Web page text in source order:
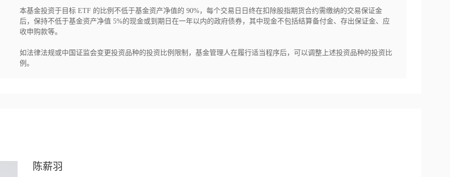
本基金投资于目标 ETF 的比例不低于基金资产净值的 90%，每个交易日日终在扣除股指期货合约需缴纳的交易保证金
后，保持不低于基金资产净值 5%的现金或到期日在一年以内的政府债券，其中现金不包括结算备付金、存出保证金、应
收申购款等。
如法律法规或中国证监会变更投资品种的投资比例限制，基金管理人在履行适当程序后，可以调整上述投资品种的投资比
例。
陈薪羽